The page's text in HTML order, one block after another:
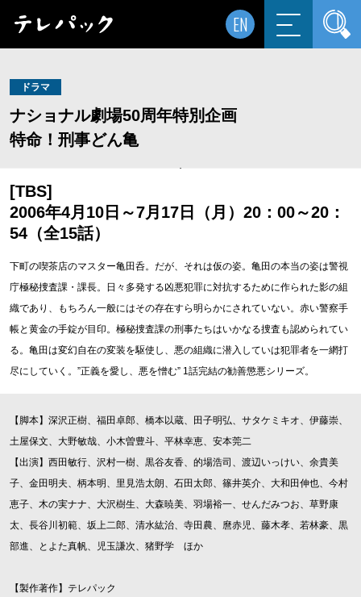
EN
ドラマ
ナショナル劇場50周年特別企画
特命！刑事どん亀
[TBS]
2006年4月10日～7月17日（月）20：00～20：
54（全15話）
下町の喫茶店のマスター亀田呑。だが、それは仮の姿。亀田の本当の姿は警視
庁極秘捜査課・課長。日々多発する凶悪犯罪に対抗するために作られた影の組
織であり、もちろん一般にはその存在すら明らかにされていない。赤い警察手
帳と黄金の手錠が目印。極秘捜査課の刑事たちはいかなる捜査も認められてい
る。亀田は変幻自在の変装を駆使し、悪の組織に潜入していは犯罪者を一網打
尽にしていく。”正義を愛し、悪を憎む” 1話完結の勧善懲悪シリーズ。
【脚本】深沢正樹、福田卓郎、橋本以蔵、田子明弘、サタケミキオ、伊藤崇、
土屋保文、大野敏哉、小木曽豊斗、平林幸恵、安本莞二
【出演】西田敏行、沢村一樹、黒谷友香、的場浩司、渡辺いっけい、余貴美
子、金田明夫、柄本明、里見浩太朗、石田太郎、篠井英介、大和田伸也、今村
恵子、木の実ナナ、大沢樹生、大森暁美、羽場裕一、せんだみつお、草野康
太、長谷川初範、坂上二郎、清水紘治、寺田農、麿赤児、藤木孝、若林豪、黒
部進、とよた真帆、児玉謙次、猪野学 ほか
【製作著作】テレパック